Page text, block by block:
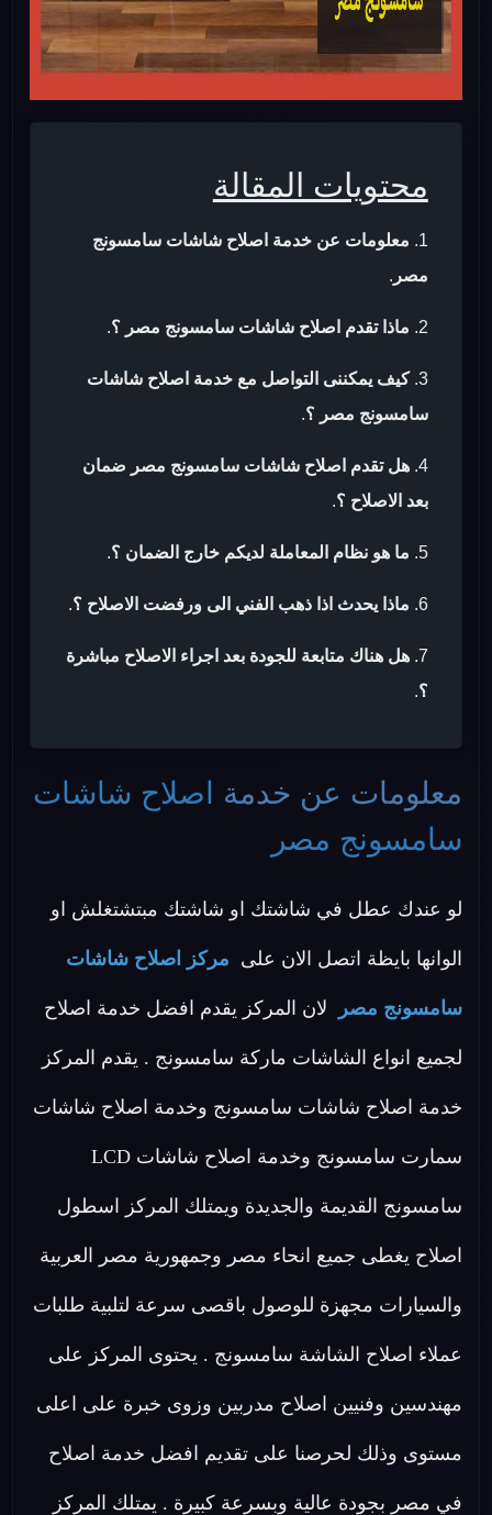
محتويات المقالة
معلومات عن خدمة اصلاح شاشات سامسونج
مصر .
ماذا تقدم اصلاح شاشات سامسونج مصر ؟.
كيف يمكننى التواصل مع خدمة اصلاح شاشات
سامسونج مصر ؟.
هل تقدم اصلاح شاشات سامسونج مصر ضمان
بعد الاصلاح ؟.
ما هو نظام المعاملة لديكم خارج الضمان ؟.
ماذا يحدث اذا ذهب الفني الى ورفضت الاصلاح ؟.
هل هناك متابعة للجودة بعد اجراء الاصلاح مباشرة
؟.
معلومات عن خدمة
اصلاح شاشات
سامسونج مصر
لو عندك عطل في شاشتك او شاشتك مبتشتغلش او
الوانها بايظة اتصل الان على مركز اصلاح شاشات
سامسونج مصر لان المركز يقدم افضل خدمة اصلاح
لجميع انواع الشاشات ماركة سامسونج . يقدم المركز
خدمة اصلاح شاشات سامسونج وخدمة اصلاح شاشات
سمارت سامسونج وخدمة اصلاح شاشات LCD
سامسونج القديمة والجديدة ويمتلك المركز اسطول
اصلاح يغطى جميع انحاء مصر وجمهورية مصر العربية
والسيارات مجهزة للوصول باقصى سرعة لتلبية طلبات
عملاء اصلاح الشاشة سامسونج . يحتوى المركز على
مهندسين وفنيين اصلاح مدربين وزوى خبرة على اعلى
مستوى وذلك لحرصنا على تقديم افضل خدمة اصلاح
في مصر بجودة عالية وبسرعة كبيرة . يمتلك المركز